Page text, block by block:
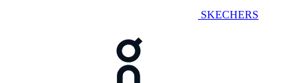
SKECHERS